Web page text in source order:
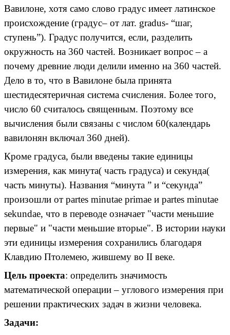
Вавилоне, хотя само слово градус имеет латинское
происхождение (градус– от лат. gradus- “шаг,
ступень”). Градус получится, если, разделить
окружность на 360 частей. Возникает вопрос – а
почему древние люди делили именно на 360 частей.
Дело в то, что в Вавилоне была принята
шестидесятеричная система счисления. Более того,
число 60 считалось священным. Поэтому все
вычисления были связаны с числом 60(календарь
вавилонян включал 360 дней).
Кроме градуса, были введены такие единицы
измерения, как минута( часть градуса) и секунда(
часть минуты). Названия “минута ” и “секунда”
произошли от partes minutae primae и partes minutae
sekundae, что в переводе означает "части меньшие
первые" и "части меньшие вторые". В истории науки
эти единицы измерения сохранились благодаря
Клавдию Птолемею, жившему во II веке.
Цель проекта: определить значимость
математической операции – углового измерения при
решении практических задач в жизни человека.
Задачи: